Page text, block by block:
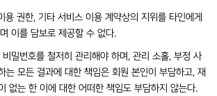
용 권한, 기타 서비스 이용 계약상의 지위를 타인에게
이를 담보로 제공할 수 없다.
밀번호를 철저히 관리해야 하며, 관리 소홀, 부정 사
는 모든 결과에 대한 책임은 회원 본인이 부담하고, 재
없는 한 이에 대한 어떠한 책임도 부담하지 않는다.